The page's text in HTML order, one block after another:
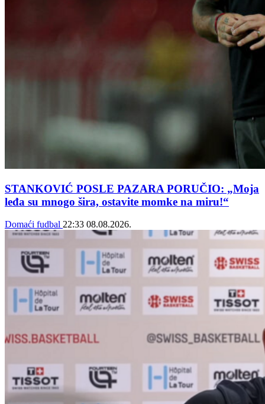
STANKOVIĆ POSLE PAZARA PORUČIO: „Moja
leđa su mnogo šira, ostavite momke na miru!“
Domaći fudbal 22:33 08.08.2026.